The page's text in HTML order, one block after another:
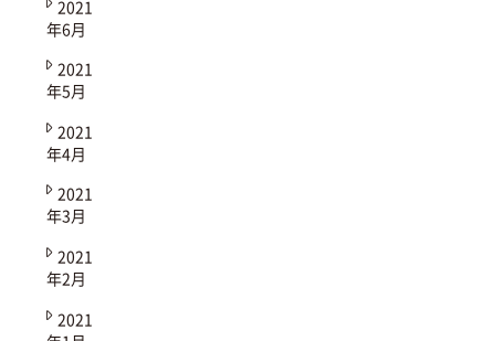
2021
年6月
2021
年5月
2021
年4月
2021
年3月
2021
年2月
2021